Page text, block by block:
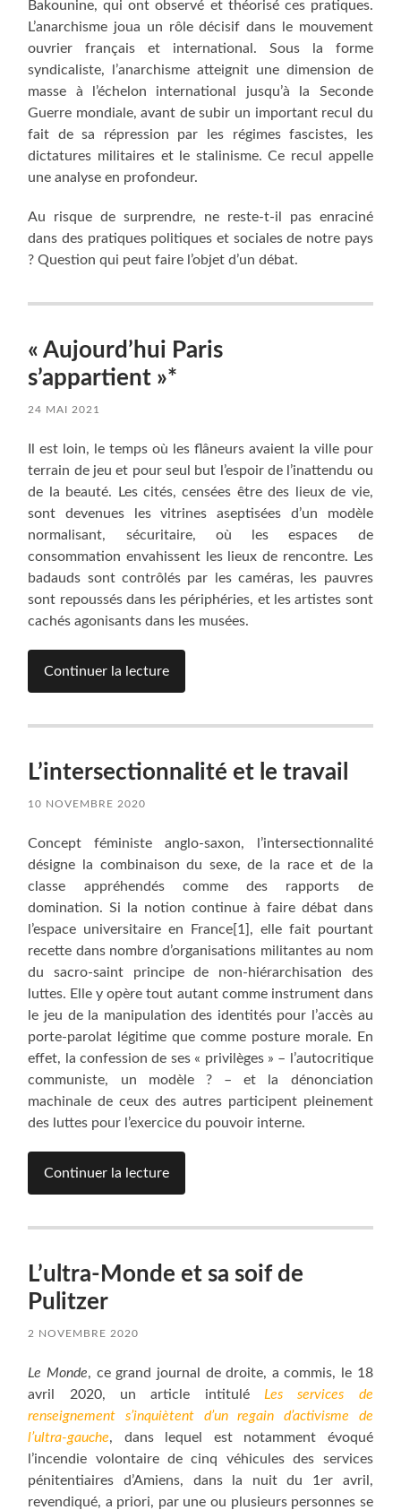
Bakounine, qui ont observé et théorisé ces pratiques.
L’anarchisme joua un rôle décisif dans le mouvement
ouvrier français et international. Sous la forme
syndicaliste, l’anarchisme atteignit une dimension de
masse à l’échelon international jusqu’à la Seconde
Guerre mondiale, avant de subir un important recul du
fait de sa répression par les régimes fascistes, les
dictatures militaires et le stalinisme. Ce recul appelle
une analyse en profondeur.
Au risque de surprendre, ne reste-t-il pas enraciné
dans des pratiques politiques et sociales de notre pays
? Question qui peut faire l’objet d’un débat.
« Aujourd’hui Paris
s’appartient »*
24 MAI 2021
Il est loin, le temps où les flâneurs avaient la ville pour
terrain de jeu et pour seul but l’espoir de l’inattendu ou
de la beauté. Les cités, censées être des lieux de vie,
sont devenues les vitrines aseptisées d’un modèle
normalisant, sécuritaire, où les espaces de
consommation envahissent les lieux de rencontre. Les
badauds sont contrôlés par les caméras, les pauvres
sont repoussés dans les périphéries, et les artistes sont
cachés agonisants dans les musées.
Continuer la lecture
L’intersectionnalité et le travail
10 NOVEMBRE 2020
Concept féministe anglo-saxon, l’intersectionnalité
désigne la combinaison du sexe, de la race et de la
classe appréhendés comme des rapports de
domination. Si la notion continue à faire débat dans
l’espace universitaire en France[1], elle fait pourtant
recette dans nombre d’organisations militantes au nom
du sacro-saint principe de non-hiérarchisation des
luttes. Elle y opère tout autant comme instrument dans
le jeu de la manipulation des identités pour l’accès au
porte-parolat légitime que comme posture morale. En
effet, la confession de ses « privilèges » – l’autocritique
communiste, un modèle ? – et la dénonciation
machinale de ceux des autres participent pleinement
des luttes pour l’exercice du pouvoir interne.
Continuer la lecture
L’ultra-Monde et sa soif de
Pulitzer
2 NOVEMBRE 2020
Le Monde, ce grand journal de droite, a commis, le 18
avril 2020, un article intitulé Les services de
renseignement s’inquiètent d’un regain d’activisme de
l’ultra-gauche, dans lequel est notamment évoqué
l’incendie volontaire de cinq véhicules des services
pénitentiaires d’Amiens, dans la nuit du 1er avril,
revendiqué, a priori, par une ou plusieurs personnes se